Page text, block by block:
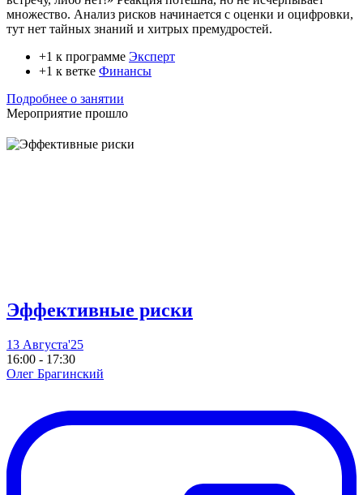
множество. Анализ рисков начинается с оценки и оцифровки,
тут нет тайных знаний и хитрых премудростей.
+1 к программе Эксперт
+1 к ветке Финансы
Подробнее о занятии
Мероприятие прошло
Эффективные риски
13 Августа'25
16:00 - 17:30
Олег Брагинский